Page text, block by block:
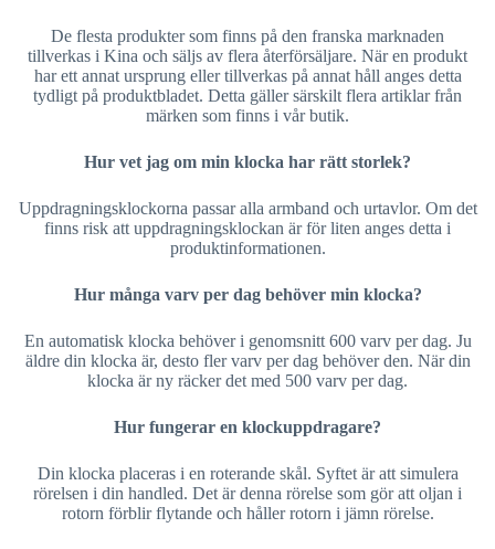
De flesta produkter som finns på den franska marknaden
tillverkas i Kina och säljs av flera återförsäljare. När en produkt
har ett annat ursprung eller tillverkas på annat håll anges detta
tydligt på produktbladet. Detta gäller särskilt flera artiklar från
märken som finns i vår butik.
Hur vet jag om min klocka har rätt storlek?
Uppdragningsklockorna passar alla armband och urtavlor. Om det
finns risk att uppdragningsklockan är för liten anges detta i
produktinformationen.
Hur många varv per dag behöver min klocka?
En automatisk klocka behöver i genomsnitt 600 varv per dag. Ju
äldre din klocka är, desto fler varv per dag behöver den. När din
klocka är ny räcker det med 500 varv per dag.
Hur fungerar en klockuppdragare?
Din klocka placeras i en roterande skål. Syftet är att simulera
rörelsen i din handled. Det är denna rörelse som gör att oljan i
rotorn förblir flytande och håller rotorn i jämn rörelse.